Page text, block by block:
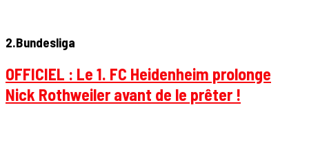
2.Bundesliga
OFFICIEL : Le 1. FC Heidenheim prolonge
Nick Rothweiler avant de le prêter !